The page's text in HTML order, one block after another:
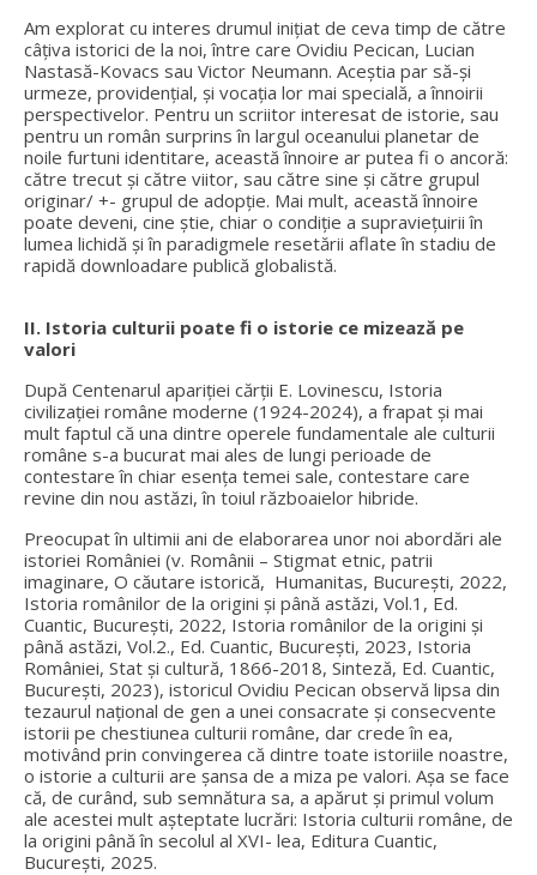
Am explorat cu interes drumul inițiat de ceva timp de către
câțiva istorici de la noi, între care Ovidiu Pecican, Lucian
Nastasă-Kovacs sau Victor Neumann. Aceștia par să-și
urmeze, providențial, și vocația lor mai specială, a înnoirii
perspectivelor. Pentru un scriitor interesat de istorie, sau
pentru un român surprins în largul oceanului planetar de
noile furtuni identitare, această înnoire ar putea fi o ancoră:
către trecut și către viitor, sau către sine și către grupul
originar/ +- grupul de adopție. Mai mult, această înnoire
poate deveni, cine știe, chiar o condiție a supraviețuirii în
lumea lichidă și în paradigmele resetării aflate în stadiu de
rapidă downloadare publică globalistă.
II. Istoria culturii poate fi o istorie ce mizează pe
valori
După Centenarul apariției cărții E. Lovinescu, Istoria
civilizației române moderne (1924-2024), a frapat și mai
mult faptul că una dintre operele fundamentale ale culturii
române s-a bucurat mai ales de lungi perioade de
contestare în chiar esența temei sale, contestare care
revine din nou astăzi, în toiul războaielor hibride.
Preocupat în ultimii ani de elaborarea unor noi abordări ale
istoriei României (v. Românii – Stigmat etnic, patrii
imaginare, O căutare istorică, Humanitas, București, 2022,
Istoria românilor de la origini și până astăzi, Vol.1, Ed.
Cuantic, București, 2022, Istoria românilor de la origini și
până astăzi, Vol.2., Ed. Cuantic, București, 2023, Istoria
României, Stat și cultură, 1866-2018, Sinteză, Ed. Cuantic,
București, 2023), istoricul Ovidiu Pecican observă lipsa din
tezaurul național de gen a unei consacrate și consecvente
istorii pe chestiunea culturii române, dar crede în ea,
motivând prin convingerea că dintre toate istoriile noastre,
o istorie a culturii are șansa de a miza pe valori. Așa se face
că, de curând, sub semnătura sa, a apărut și primul volum
ale acestei mult așteptate lucrări: Istoria culturii române, de
la origini până în secolul al XVI- lea, Editura Cuantic,
București, 2025.